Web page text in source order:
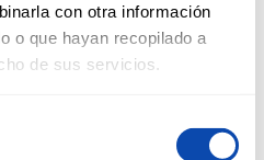
con otra información
o que hayan recopilado a
de sus servicios.